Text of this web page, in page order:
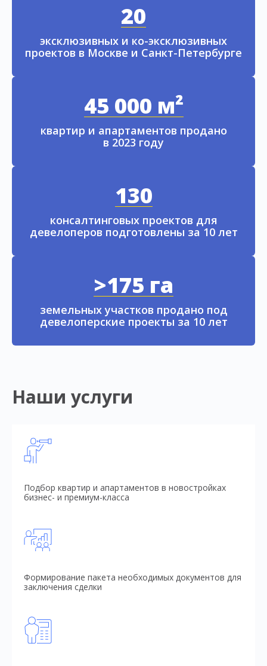
20
эксклюзивных и ко-эксклюзивных
проектов в Москве и Санкт-Петербурге
45 000 м²
квартир и апартаментов продано
в 2023 году
130
консалтинговых проектов для
девелоперов подготовлены за 10 лет
>175 га
земельных участков продано под
девелоперские проекты за 10 лет
Наши услуги
Подбор квартир и апартаментов в новостройках
бизнес- и премиум-класса
Формирование пакета необходимых документов для
заключения сделки